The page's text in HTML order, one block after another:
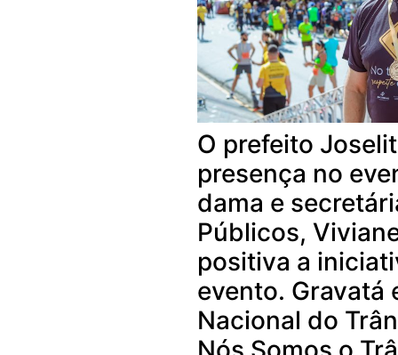
O prefeito
presença no
dama e
Públicos,
positiva a
evento. Gravatá
Nacional do